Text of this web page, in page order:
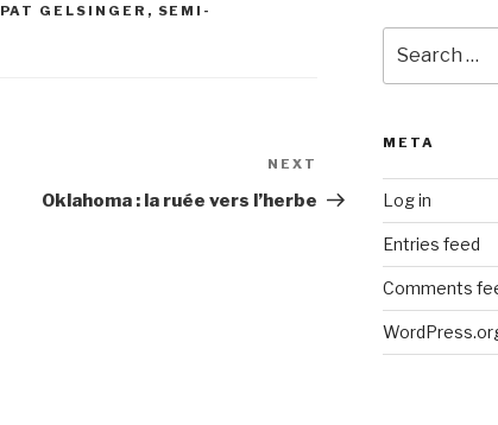
PAT GELSINGER , SEMI-
Post
NEXT
Oklahoma : la ruée vers l’herbe
for:
META
Log in
Entries feed
Comments